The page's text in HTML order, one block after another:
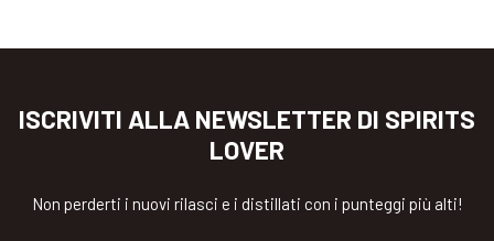
ISCRIVITI ALLA NEWSLETTER DI SPIRITS
LOVER
Non perderti i nuovi rilasci e i distillati con i punteggi più alti!